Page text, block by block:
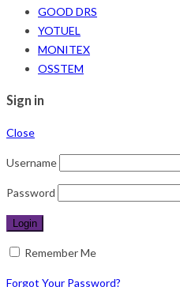
GOOD DRS
YOTUEL
MONITEX
OSSTEM
Sign in
Close
Username
Password
Remember Me
Forgot Your Password?